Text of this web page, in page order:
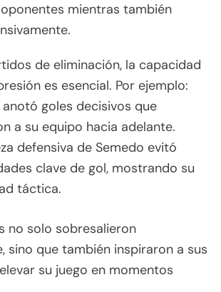
mientras también
de eliminación, la capacidad
es esencial. Por ejemplo:
goles decisivos que
a su equipo hacia adelante.
defensiva de Semedo evitó
clave de gol, mostrando su
táctica.
no solo sobresalieron
sino que también inspiraron a sus
su juego en momentos